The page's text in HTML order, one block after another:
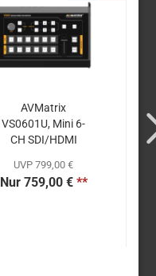
AVMatrix
VS0601U, Mini 6-
CH SDI/HDMI
UVP 799,00 €
Nur 759,00 €**